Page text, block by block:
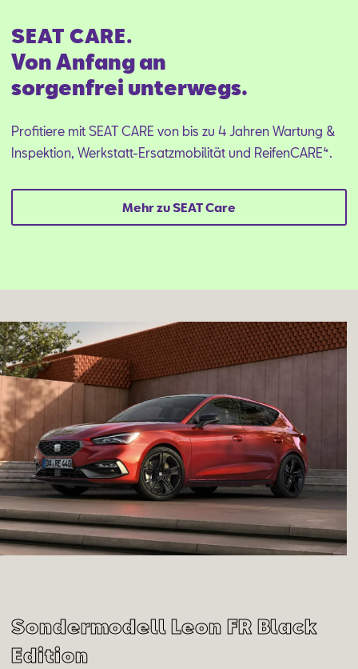
SEAT CARE.
Von Anfang an
sorgenfrei unterwegs.
Profitiere mit SEAT CARE von bis zu 4 Jahren Wartung &
Inspektion, Werkstatt-Ersatzmobilität und ReifenCARE⁴.
Mehr zu SEAT Care
Sondermodell Leon FR Black
Edition